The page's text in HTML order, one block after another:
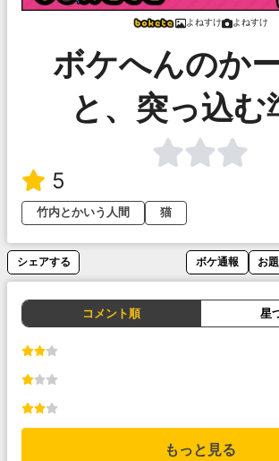
よねすけ よねすけ
ボケへんのか
と、突っ込む
5
竹内とかいう人間
猫
シェアする ボケ通報 お
コメント順 星
もっと見る